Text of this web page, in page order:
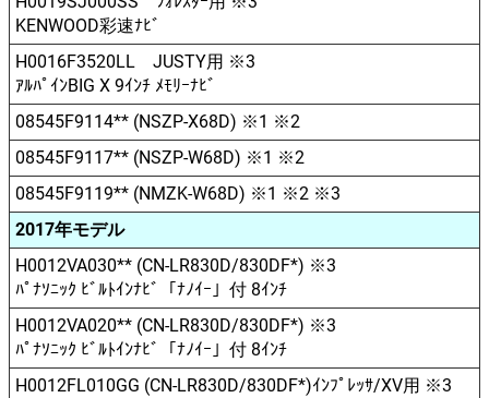
KENWOOD彩速ﾅﾋﾞ
H0016F3520LL JUSTY用 ※3
ｱﾙﾊﾟｲﾝBIG X 9ｲﾝﾁ ﾒﾓﾘｰﾅﾋﾞ
08545F9114** (NSZP-X68D) ※1 ※2
08545F9117** (NSZP-W68D) ※1 ※2
08545F9119** (NMZK-W68D) ※1 ※2 ※3
2017年モデル
H0012VA030** (CN-LR830D/830DF*) ※3
ﾊﾟﾅｿﾆｯｸ ﾋﾞﾙﾄｲﾝﾅﾋﾞ「ﾅﾉｲｰ」付 8ｲﾝﾁ
H0012VA020** (CN-LR830D/830DF*) ※3
ﾊﾟﾅｿﾆｯｸ ﾋﾞﾙﾄｲﾝﾅﾋﾞ「ﾅﾉｲｰ」付 8ｲﾝﾁ
H0012FL010GG (CN-LR830D/830DF*)ｲﾝﾌﾟﾚｯｻ/XV用 ※3